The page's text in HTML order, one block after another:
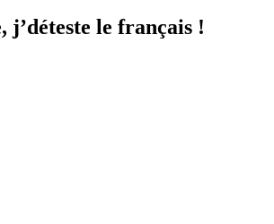
j’déteste le français !